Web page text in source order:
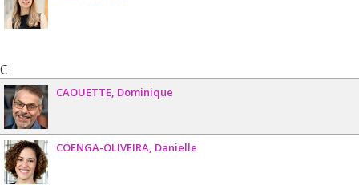
C
CAOUETTE Dominique
COENGA-OLIVEIRA Danielle